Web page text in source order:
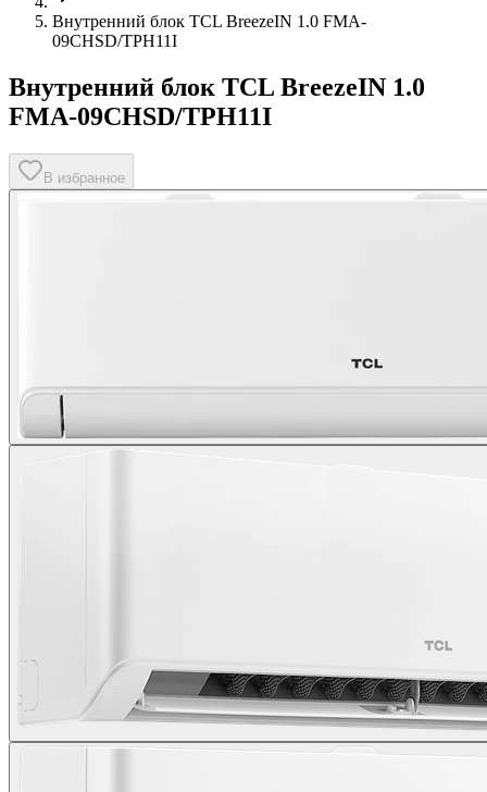
Внутренний блок TCL BreezeIN 1.0 FMA-
09CHSD/TPH11I
Внутренний блок TCL BreezeIN 1.0
FMA-09CHSD/TPH11I
В избранное